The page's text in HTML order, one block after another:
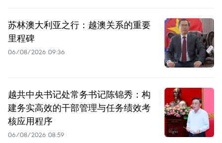
苏林澳大利亚之行：越澳关系的重要
里程碑
06/08/2026 09:36
越共中央书记处常务书记陈锦秀：构
建务实高效的干部管理与任务绩效考
核应用程序
06/08/2026 08:59